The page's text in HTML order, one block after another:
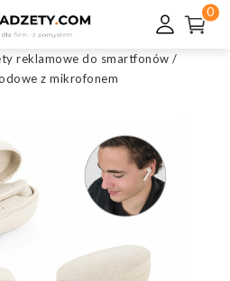
0
reklamowe do smartfonów /
z mikrofonem